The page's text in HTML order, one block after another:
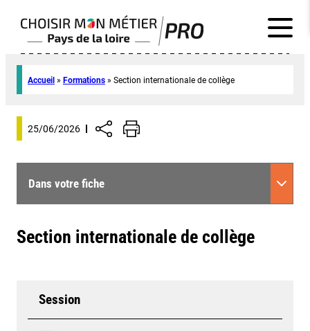
Accueil » Formations » Section internationale de collège
25/06/2026
Dans votre fiche
Section internationale de collège
Session